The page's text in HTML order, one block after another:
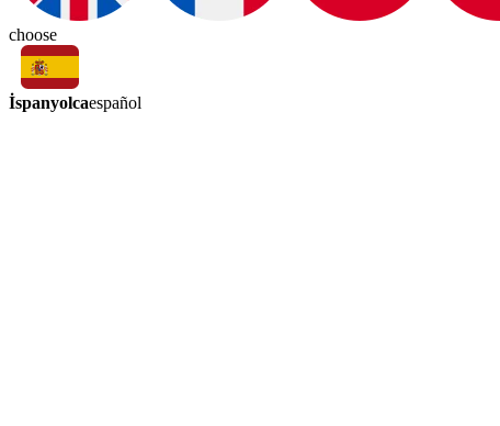
choose
İspanyolcaespañol